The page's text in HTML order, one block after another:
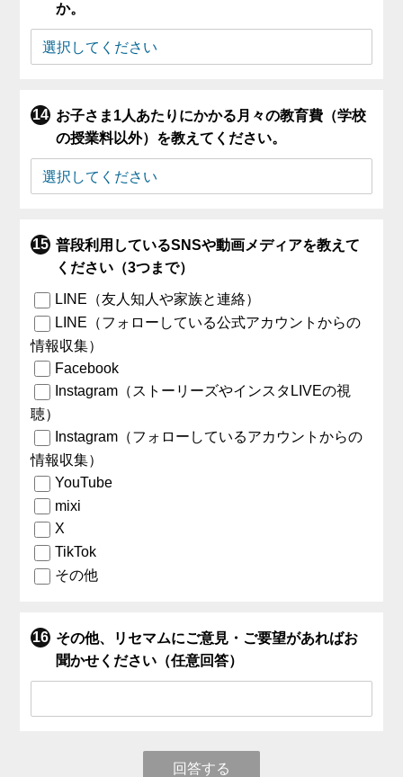
か。
お子さま1人あたりにかかる月々の教育費（学校
の授業料以外）を教えてください。
普段利用しているSNSや動画メディアを教えて
ください（3つまで）
LINE（友人知人や家族と連絡）
LINE（フォローしている公式アカウントからの
情報収集）
Facebook
Instagram（ストーリーズやインスタLIVEの視
聴）
Instagram（フォローしているアカウントからの
情報収集）
YouTube
mixi
X
TikTok
その他
その他、リセマムにご意見・ご要望があればお
聞かせください（任意回答）
回答する